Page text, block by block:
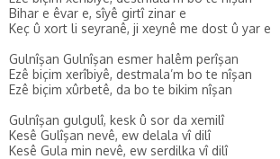
Bihar e êvar e, sîyê girtî zinar e
Keç û xort li seyranê, ji xeynê me dost û yar e
Gulnîşan Gulnîşan esmer halêm perîşan
Ezê biçim xerîbiyê, destmala’m bo te nîşan
Ezê biçim xûrbetê, da bo te bikim nîşan
Gulnîşan gulgulî, kesk û sor da xemilî
Kesê Gulîşan nevê, ew delala vî dilî
Kesê Gula min nevê, ew serdilka vî dilî